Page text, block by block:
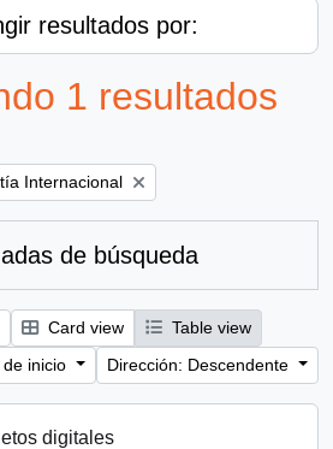
resultados por:
1 resultados
filter:
Internacional
de búsqueda
Card view
Table view
inicio
Dirección: Descendente
digitales